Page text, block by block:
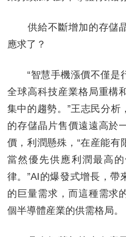
供給不斷增加的存儲晶
應求了？
“智慧手機漲價不僅是
全球高科技産業格局重構
集中的趨勢。”王志民分析
的存儲晶片售價遠遠高於
價，利潤懸殊，“在産能有
當然優先供應利潤最高
律。”AI的爆發式增長，帶
的巨量需求，而這種需求
個半導體産業的供需格局。